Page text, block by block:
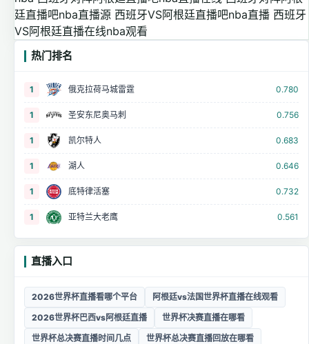
廷直播吧nba直播源 西班牙VS阿根廷直播吧nba直播 西班牙
VS阿根廷直播在线nba观看
热门排名
1 俄克拉荷马城雷霆 0.780
1 圣安东尼奥马刺 0.756
1 凯尔特人 0.683
1 湖人 0.646
1 底特律活塞 0.732
1 亚特兰大老鹰 0.561
直播入口
2026世界杯直播看哪个平台
阿根廷vs法国世界杯直播在线观看
2026世界杯巴西vs阿根廷直播
世界杯决赛直播在哪看
世界杯总决赛直播时间几点
世界杯总决赛直播回放在哪看